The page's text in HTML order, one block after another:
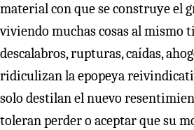
material con que se construye el
viviendo muchas cosas al mismo
descalabros, rupturas, caídas,
ridiculizan la epopeya
solo destilan el nuevo
toleran perder o aceptar que su